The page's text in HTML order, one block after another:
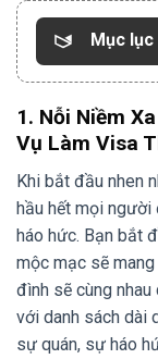
Mục lục
1. Nỗi Niềm
Vụ Làm Visa
Khi bắt đầu nhen
hầu hết mọi người
háo hức. Bạn bắt
mộc mạc sẽ
đình sẽ cùng
với danh sách dài
sự quán, sự háo